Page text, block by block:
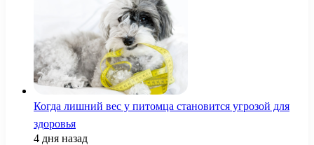
Когда лишний вес у питомца становится угрозой для
здоровья
4 дня назад